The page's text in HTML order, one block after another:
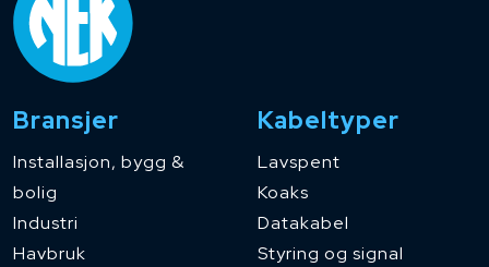
Bransjer
Installasjon, bygg &
bolig
Industri
Havbruk
Kabeltyper
Lavspent
Koaks
Datakabel
Styring og signal